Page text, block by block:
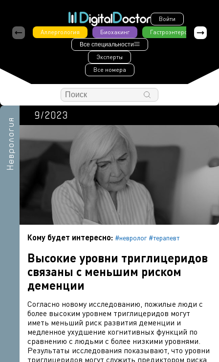
Войти
Аллергология
Биохакинг Гастроэнтерология
Все специальности
Эксперты
Все номера
Неврология
9/2023
Кому будет интересно: #невролог #терапевт
Высокие уровни триглицеридов
связаны с меньшим риском
деменции
Согласно новому исследованию, пожилые люди с
более высоким уровнем триглицеридов могут
иметь меньший риск развития деменции и
медленное ухудшение когнитивных функций по
сравнению с людьми с более низкими уровнями.
Результаты исследования показывают, что уровни
триглицеридов могут служить предиктором риска